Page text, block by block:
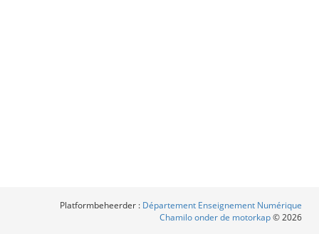
Platformbeheerder : Département Enseignement Numérique
Chamilo onder de motorkap© 2026